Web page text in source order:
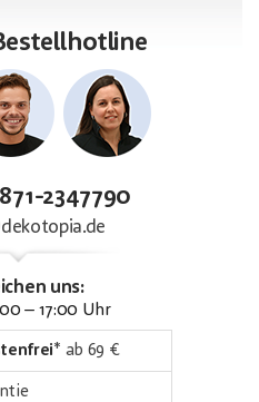
2347790
uns:
– 17:00 Uhr
* ab 69 €